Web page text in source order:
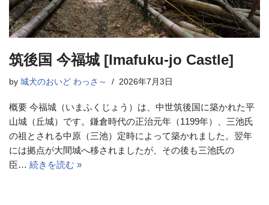
筑後国 今福城 [Imafuku-jo Castle]
by 城犬のおいど わっさ～ 2026年7月3日
概要 今福城（いまふくじょう）は、中世筑後国に築かれた平
山城（丘城）です。鎌倉時代の正治元年（1199年）、三池氏
の祖とされる中原（三池）定時によって築かれました。翌年
には拠点が大間城へ移されましたが、その後も三池氏の
臣… 続きを読む »